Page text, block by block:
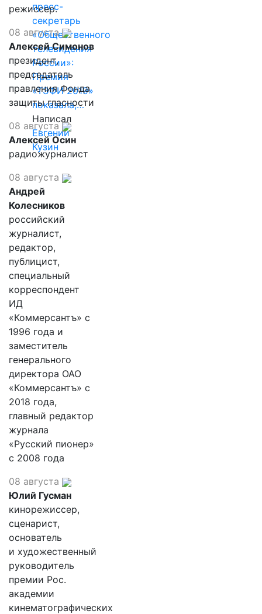
пресс-
секретарь
«Общественного
телевидения
России»:
Премия
«ТЭФИ 2019»
показала,…
Написал
Евгений
Кузин
режиссер.
08 августа
Алексей Симонов
президент,
председатель
правления Фонда
защиты гласности
08 августа
Алексей Осин
радиожурналист
08 августа
Андрей
Колесников
российский
журналист,
редактор,
публицист,
специальный
корреспондент
ИД
«Коммерсантъ» с
1996 года и
заместитель
генерального
директора ОАО
«Коммерсантъ» с
2018 года,
главный редактор
журнала
«Русский пионер»
с 2008 года
08 августа
Юлий Гусман
кинорежиссер,
сценарист,
основатель
и художественный
руководитель
премии Рос.
академии
кинематографических